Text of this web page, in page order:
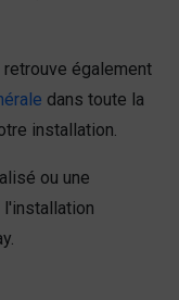
également
dans toute la
installation.
ou une
l'installation